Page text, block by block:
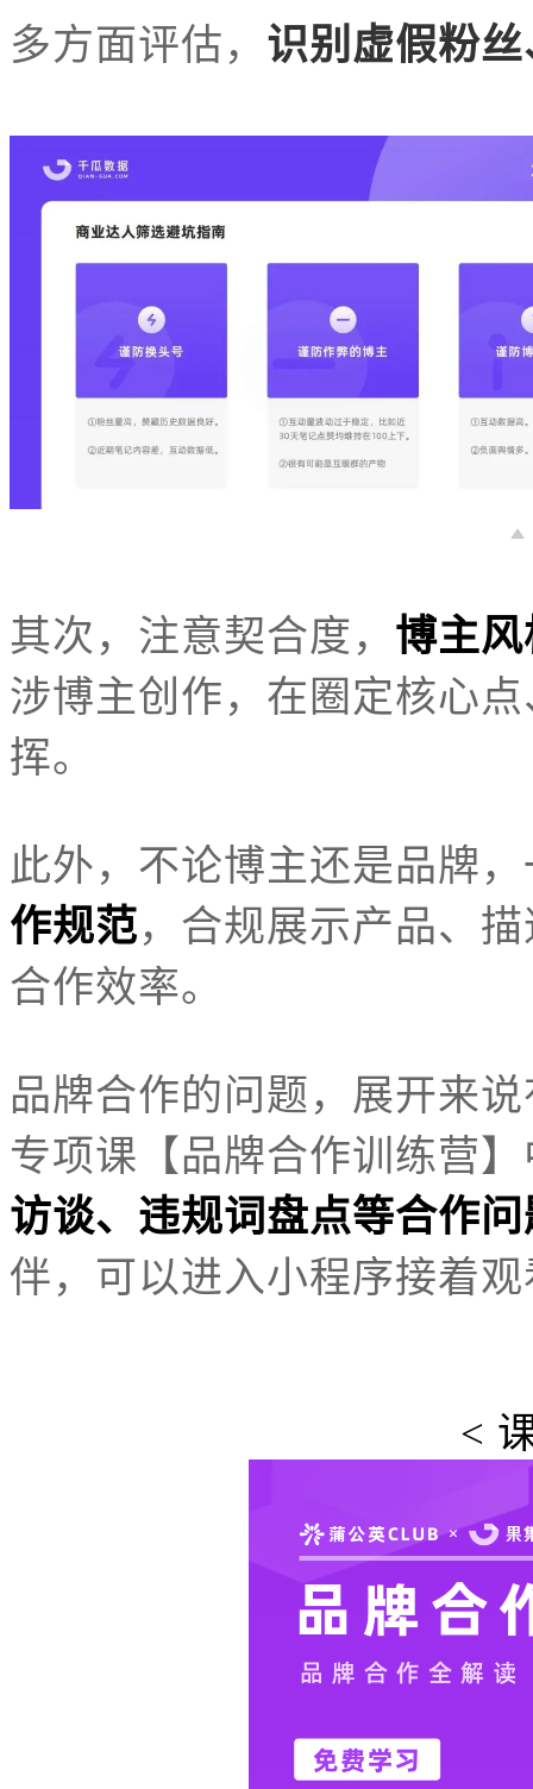
多方面评估， 识别虚假粉
其次，注意契合度， 博主
涉博主创作，在圈定核心
挥。
此外，不论博主还是品牌
作规范，合规展示产品、
合作效率。
品牌合作的问题，展开来
专项课【品牌合作训练营
访谈、违规词盘点等合作
伴，可以进入小程序接着
<